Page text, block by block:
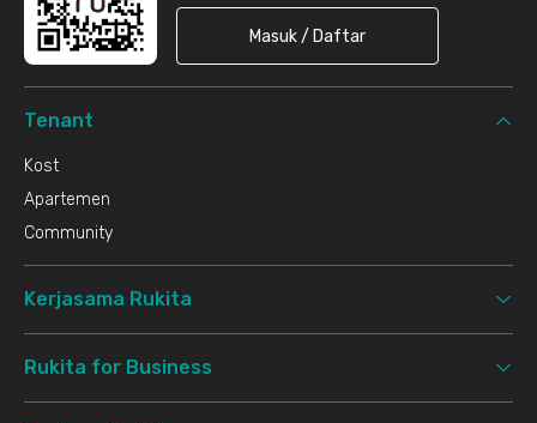
Masuk / Daftar
Tenant
Kost
Apartemen
Community
Kerjasama Rukita
Rukita for Business